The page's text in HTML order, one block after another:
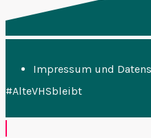
Impressum und
#AlteVHSbleibt